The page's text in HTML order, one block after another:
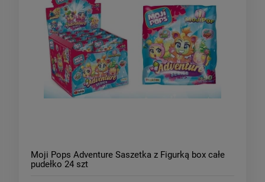
Moji Pops Adventure Saszetka z Figurką box całe
pudełko 24 szt